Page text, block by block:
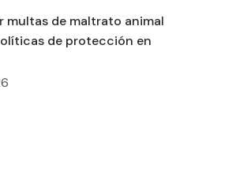
multas de maltrato animal
de protección en